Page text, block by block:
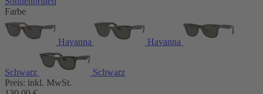
Farbe
Havanna Havanna
Schwarz
Schwarz
Preis: inkl. MwSt.